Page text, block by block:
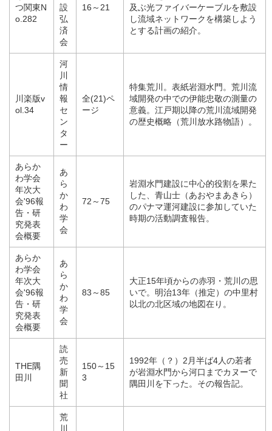
つ関東N
o.282
設
弘
済
会
16～21
及ぶ光ファイバーケーブルを敷設
し流域ネットワークを構築しよう
とする計画の紹介。
川楽版v
ol.34
河
川
情
報
セ
ン
タ
ー
全(21)ペ
ージ
特集荒川。表紙岩淵水門。荒川流
域開発の中での伊能忠敬の測量の
意義。江戸期以降の荒川流域開発
の歴史概略（荒川放水路物語）。
あらか
わ学会
年次大
会'96報
告・研
究発表
会概要
あ
ら
か
わ
学
会
72～75
岩淵水門建設に中心的役割を果た
した、青山士（あおやまあきら）
のパナマ運河建設に参加していた
時期の活動調査報告。
あらか
わ学会
年次大
会'96報
告・研
究発表
会概要
あ
ら
か
わ
学
会
83～85
大正15年頃からの赤羽・荒川の思
いで。明治13年（推定）の中里村
以北の北区域の地図在り。
THE隅
田川
読
売
新
聞
社
150～15
3
1992年（？）2月半ば4人の若者
が岩淵水門から河口までカヌーで
隅田川を下った。その報告記。
荒
川